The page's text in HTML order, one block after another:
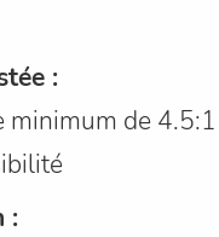
:
minimum de 4.5:1
: